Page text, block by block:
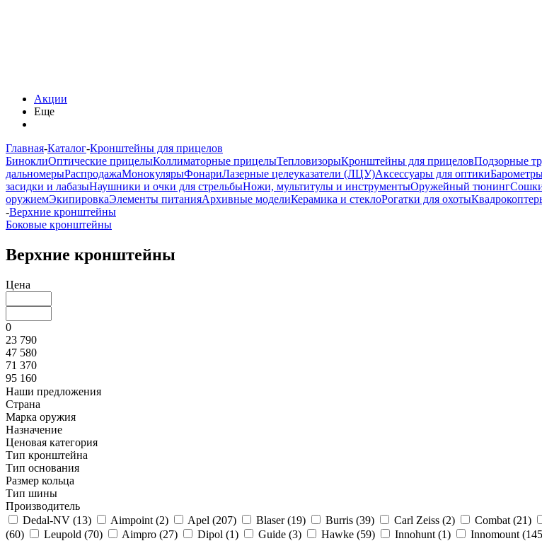
Акции
Еще
Главная-Каталог-Кронштейны для прицелов
БиноклиОптические прицелыКоллиматорные прицелыТепловизорыКронштейны для прицеловПодзорные
дальномерыРаспродажаМонокулярыФонариЛазерные целеуказатели (ЛЦУ)Аксессуары для оптики
засидки и лабазыНаушники и очки для стрельбыНожи, мультитулы и инструментыОружейный тюнинг
оружиемЭкипировкаЭлементы питанияАрхивные моделиКерамика и стеклоРогатки для охоты
-Верхние кронштейны
Боковые кронштейны
Верхние кронштейны
Цена
0
23 790
47 580
71 370
95 160
Наши предложения
Страна
Марка оружия
Назначение
Ценовая категория
Тип кронштейна
Тип основания
Размер кольца
Тип шины
Производитель
Dedal-NV (13) Aimpoint (2) Apel (207) Blaser (19) Burris (39) Carl Zeiss (2) Combat (21)
(60) Leupold (70) Aimpro (27) Dipol (1) Guide (3) Hawke (59) Innohunt (1) Innomount (145